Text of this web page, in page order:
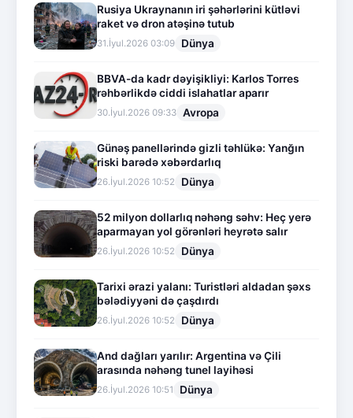
Rusiya Ukraynanın iri şəhərlərini kütləvi
raket və dron atəşinə tutub
31.İyul.2026 03:09 Dünya
BBVA-da kadr dəyişikliyi: Karlos Torres
rəhbərlikdə ciddi islahatlar aparır
30.İyul.2026 09:33 Avropa
Günəş panellərində gizli təhlükə: Yanğın
riski barədə xəbərdarlıq
26.İyul.2026 10:52 Dünya
52 milyon dollarlıq nəhəng səhv: Heç yerə
aparmayan yol görənləri heyrətə salır
26.İyul.2026 10:52 Dünya
Tarixi ərazi yalanı: Turistləri aldadan şəxs
bələdiyyəni də çaşdırdı
26.İyul.2026 10:52 Dünya
And dağları yarılır: Argentina və Çili
arasında nəhəng tunel layihəsi
26.İyul.2026 10:51 Dünya